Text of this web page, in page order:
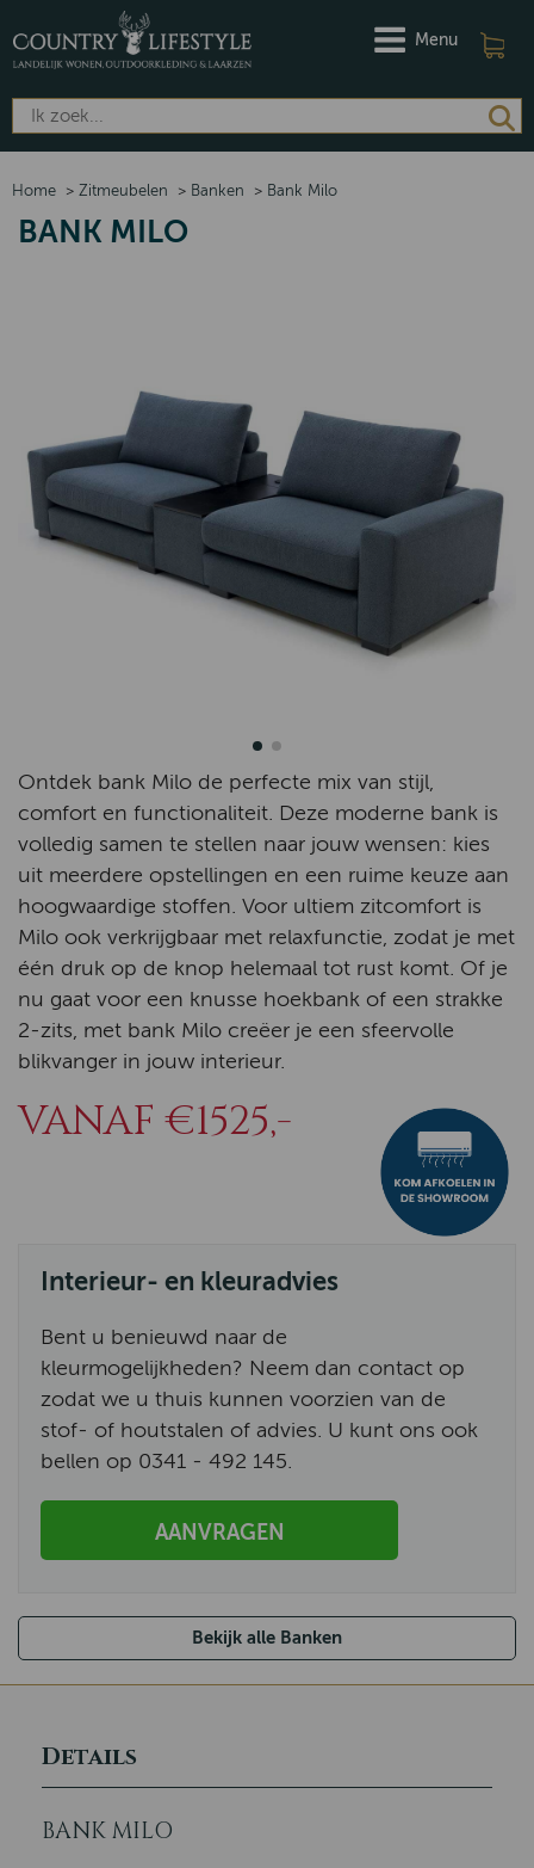
Menu
Home > Zitmeubelen > Banken > Bank Milo
BANK MILO
Ontdek bank Milo de perfecte mix van stijl,
comfort en functionaliteit. Deze moderne bank is
volledig samen te stellen naar jouw wensen: kies
uit meerdere opstellingen en een ruime keuze aan
hoogwaardige stoffen. Voor ultiem zitcomfort is
Milo ook verkrijgbaar met relaxfunctie, zodat je met
één druk op de knop helemaal tot rust komt. Of je
nu gaat voor een knusse hoekbank of een strakke
2-zits, met bank Milo creëer je een sfeervolle
blikvanger in jouw interieur.
VANAF €1525,-
Interieur- en kleuradvies
Bent u benieuwd naar de
kleurmogelijkheden? Neem dan contact op
zodat we u thuis kunnen voorzien van de
stof- of houtstalen of advies. U kunt ons ook
bellen op 0341 - 492 145.
AANVRAGEN
Bekijk alle Banken
Details
BANK MILO